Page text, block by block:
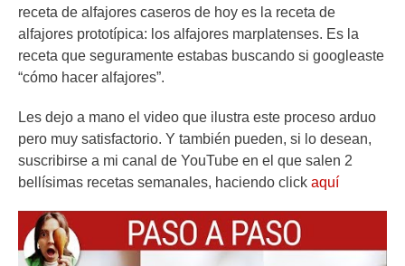
receta de alfajores caseros de hoy es la receta de
alfajores prototípica: los alfajores marplatenses. Es la
receta que seguramente estabas buscando si googleaste
“cómo hacer alfajores”.
Les dejo a mano el video que ilustra este proceso arduo
pero muy satisfactorio. Y también pueden, si lo desean,
suscribirse a mi canal de YouTube en el que salen 2
bellísimas recetas semanales, haciendo click aquí